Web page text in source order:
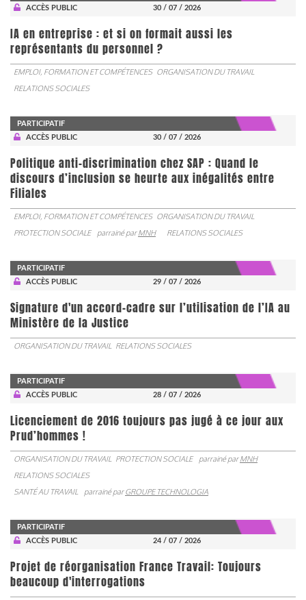
ACCÈS PUBLIC
30 / 07 / 2026
IA en entreprise : et si on formait aussi les
représentants du personnel ?
EMPLOI, FORMATION ET COMPÉTENCES ORGANISATION DU TRAVAIL
RELATIONS SOCIALES
PARTICIPATIF
ACCÈS PUBLIC
30 / 07 / 2026
Politique anti-discrimination chez SAP : Quand le
discours d’inclusion se heurte aux inégalités entre
Filiales
EMPLOI, FORMATION ET COMPÉTENCES ORGANISATION DU TRAVAIL
PROTECTION SOCIALE
parrainé parMNH RELATIONS SOCIALES
PARTICIPATIF
ACCÈS PUBLIC
29 / 07 / 2026
Signature d'un accord-cadre sur l’utilisation de l’IA au
Ministère de la Justice
ORGANISATION DU TRAVAIL RELATIONS SOCIALES
PARTICIPATIF
ACCÈS PUBLIC
28 / 07 / 2026
Licenciement de 2016 toujours pas jugé à ce jour aux
Prud’hommes !
ORGANISATION DU TRAVAIL PROTECTION SOCIALE parrainé parMNH
RELATIONS SOCIALES
SANTÉ AU TRAVAIL
parrainé parGROUPE TECHNOLOGIA
PARTICIPATIF
ACCÈS PUBLIC
24 / 07 / 2026
Projet de réorganisation France Travail: Toujours
beaucoup d'interrogations